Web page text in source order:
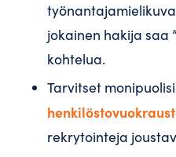
jokainen hakija saa
kohtelua.
Tarvitset
rekrytointeja